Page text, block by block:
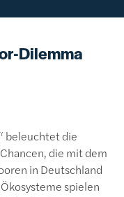
Dilemma
beleuchtet die
die mit dem
in Deutschland
spielen